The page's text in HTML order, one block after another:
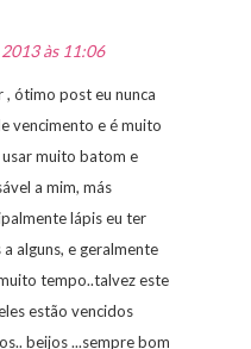
às 11:06
, ótimo post eu nunca
vencimento e é muito
muito batom e
a mim, más
lápis eu ter
alguns, e geralmente
tempo..talvez este
estão vencidos
beijos ...sempre bom